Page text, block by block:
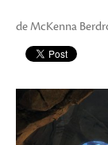
de McKenna